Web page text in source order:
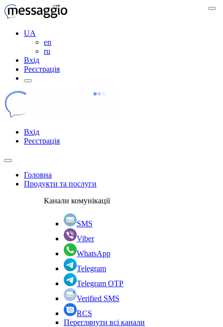
UA
en
ru
Вхід
Реєстрація
Вхід
Реєстрація
Головна
Продукти та послуги
Канали комунікації
SMS
Viber
WhatsApp
Telegram
Telegram OTP
Verified SMS
RCS
Переглянути всі канали